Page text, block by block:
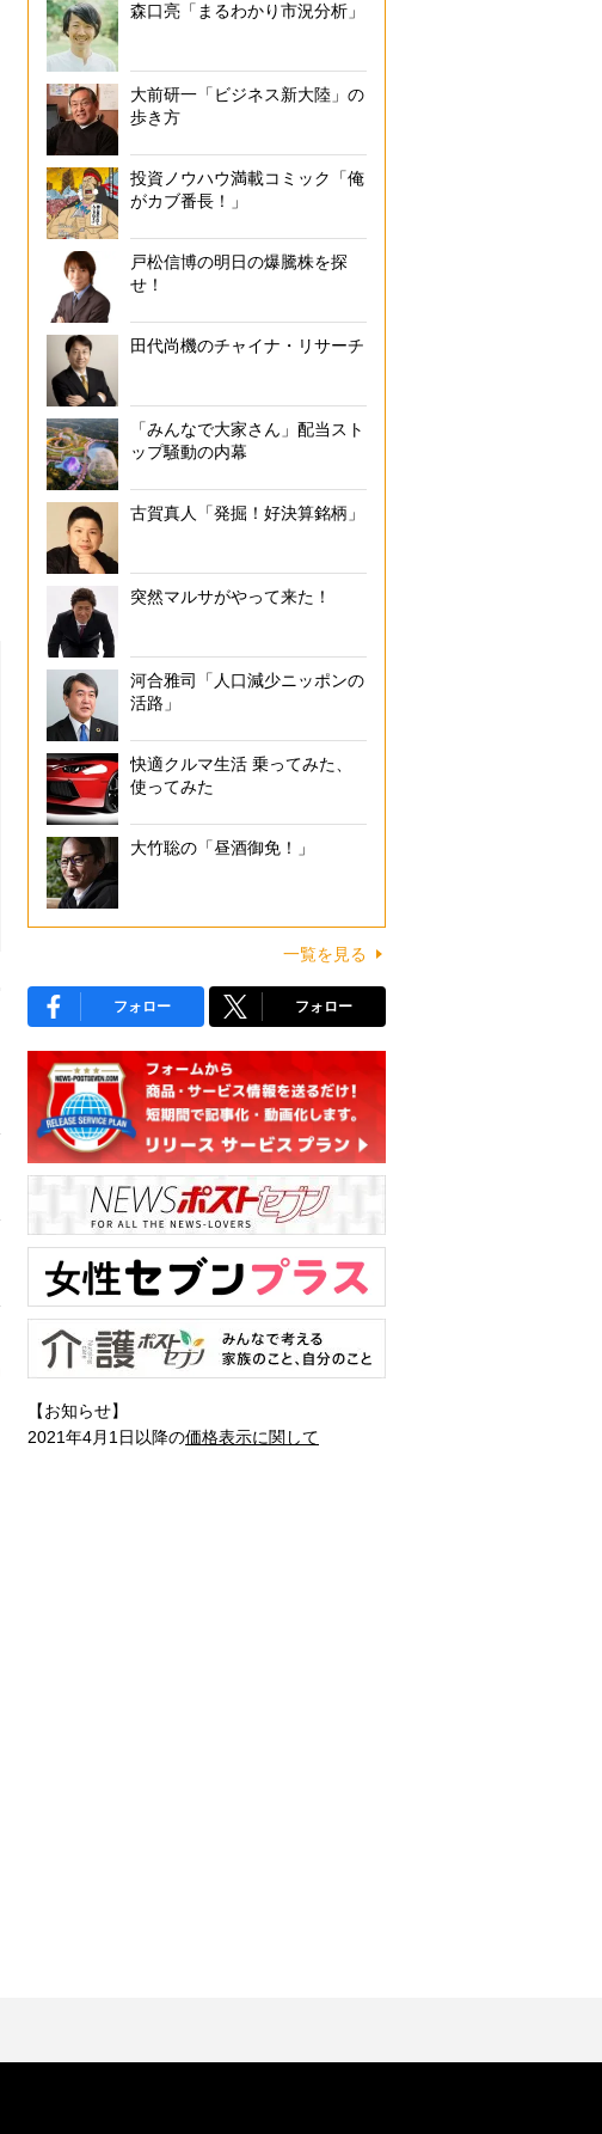
森口亮「まるわかり市況分析」
大前研一「ビジネス新大陸」の
歩き方
投資ノウハウ満載コミック「俺
がカブ番長！」
戸松信博の明日の爆騰株を探
せ！
田代尚機のチャイナ・リサーチ
「みんなで大家さん」配当スト
ップ騒動の内幕
古賀真人「発掘！好決算銘柄」
突然マルサがやって来た！
河合雅司「人口減少ニッポンの
活路」
快適クルマ生活 乗ってみた、
使ってみた
大竹聡の「昼酒御免！」
一覧を見る
フォロー フォロー
【お知らせ】
2021年4月1日以降の価格表示に関して